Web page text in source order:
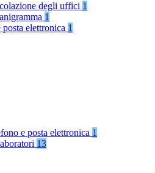
degli uffici 1
1
elettronica 1
e posta elettronica 1
13